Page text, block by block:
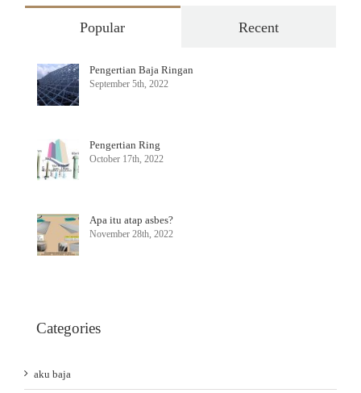
Popular Recent
Pengertian Baja Ringan
September 5th, 2022
Pengertian Ring
October 17th, 2022
Apa itu atap asbes?
November 28th, 2022
Categories
aku baja